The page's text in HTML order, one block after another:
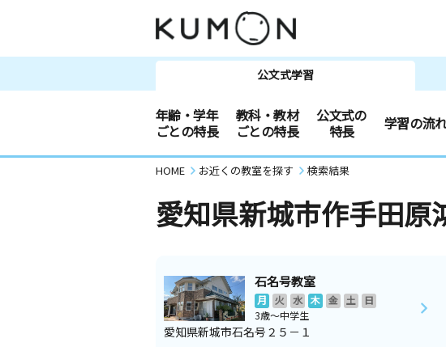
公文式学習
年齢・学年
ごとの特長
教科・教材
ごとの特長
公文式の
特長
学習の流れ
HOME お近くの教室を探す 検索結果
愛知県新城市作手田原
石名号教室
月 火 水 木 金 土
日
3歳～中学生
愛知県新城市石名号２５－１